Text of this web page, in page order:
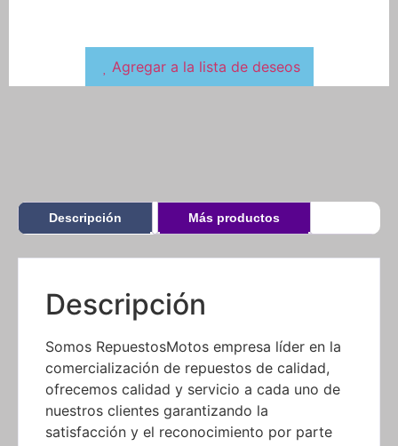
Agregar a la lista de deseos
Descripción Más productos
Descripción
Somos RepuestosMotos empresa líder en la
comercialización de repuestos de calidad,
ofrecemos calidad y servicio a cada uno de
nuestros clientes garantizando la
satisfacción y el reconocimiento por parte